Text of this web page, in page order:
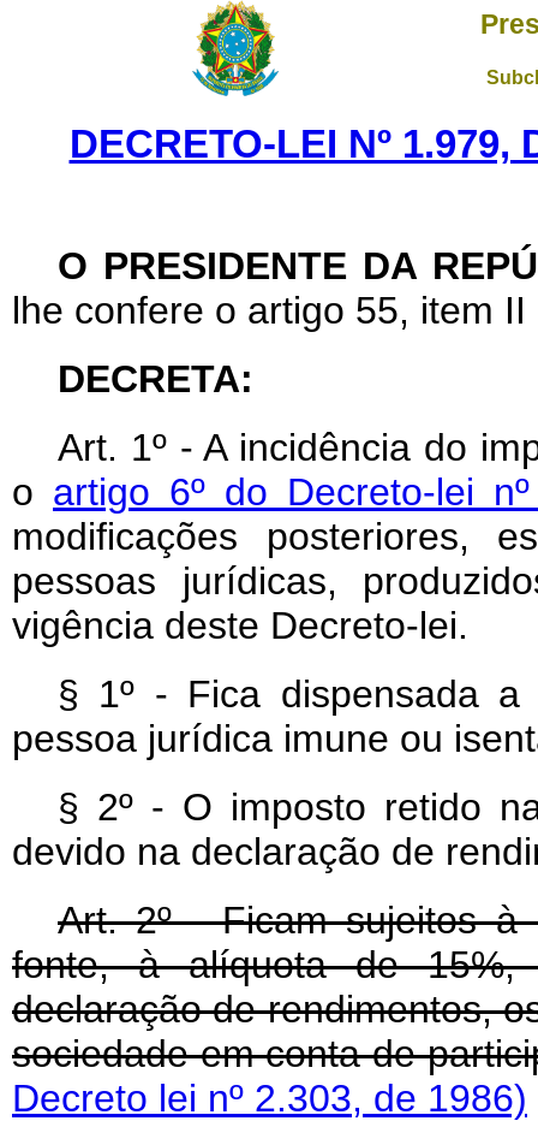
DECRETO-LEI Nº 1.979,
O PRESIDENTE DA
lhe confere o artigo 55, item
DECRETA:
Art. 1º - A incidência do
o artigo 6º do Decreto-lei
modificações posteriores,
pessoas jurídicas,
vigência deste Decreto-lei.
§ 1º - Fica dispensada a
pessoa jurídica imune ou
§ 2º - O imposto retido
devido na declaração de
Art. 2º - Ficam sujeitos à
fonte, à alíquota de 15%,
declaração de rendimentos,
sociedade em conta de
Decreto lei nº 2.303, de 1986)